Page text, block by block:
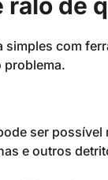
simples com
problema.
ser possível
e outros